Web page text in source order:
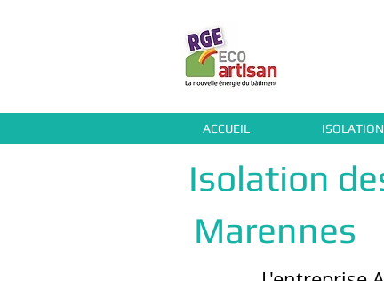
ACCUEIL
Isolation
Marennes